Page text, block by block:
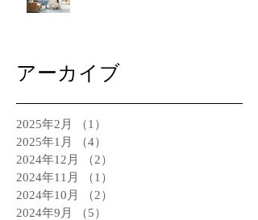
アーカイブ
2025年2月 （1）
2025年1月
（4）
2024年12月
（2）
2024年11月
（1）
2024年10月
（2）
2024年9月
（5）